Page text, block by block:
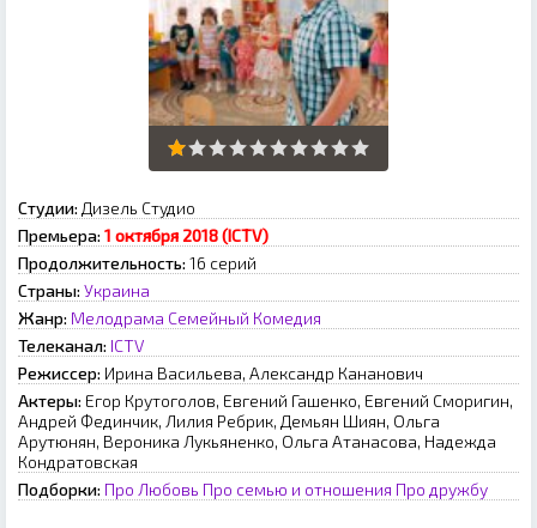
Студии: Дизель Студио
Премьера: 1 октября 2018 (ICTV)
Продолжительность: 16 серий
Страны: Украина
Жанр: Мелодрама Семейный Комедия
Телеканал: ICTV
Режиссер: Ирина Васильева, Александр Кананович
Актеры: Егор Крутоголов, Евгений Гашенко, Евгений Сморигин,
Андрей Фединчик, Лилия Ребрик, Демьян Шиян, Ольга
Арутюнян, Вероника Лукьяненко, Ольга Атанасова, Надежда
Кондратовская
Подборки: Про Любовь Про семью и отношения Про дружбу